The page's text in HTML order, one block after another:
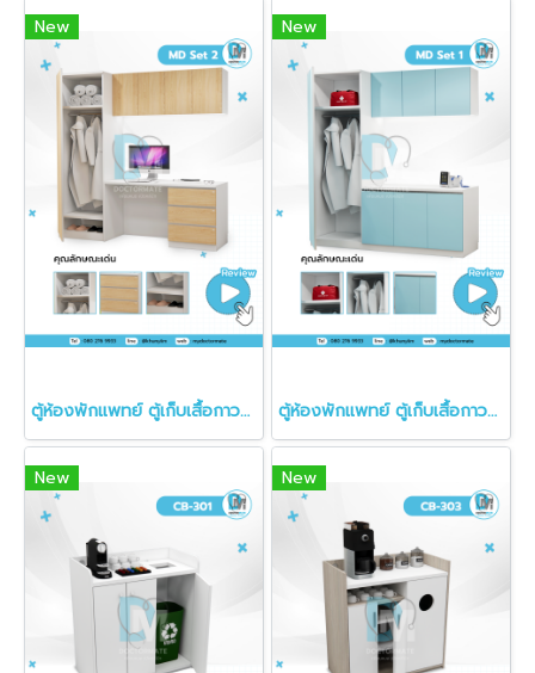
New
ตู้ห้องพักแพทย์ ตู้เก็บเสื้อกาวน์ MD Set 2
New
ตู้ห้องพักแพทย์ ตู้เก็บเสื้อกาวน์ MD Set 1
New New